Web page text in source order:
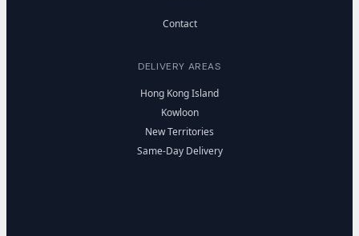
Contact
DELIVERY AREAS
Hong Kong Island
Kowloon
New Territories
Same-Day Delivery